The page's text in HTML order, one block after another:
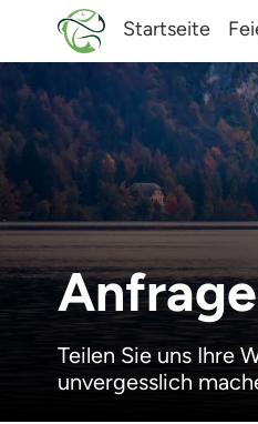
Startseite
Anfrage
Teilen Sie uns Ihre
unvergesslich